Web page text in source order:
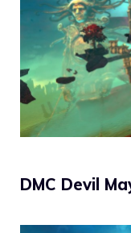
DMC Devil